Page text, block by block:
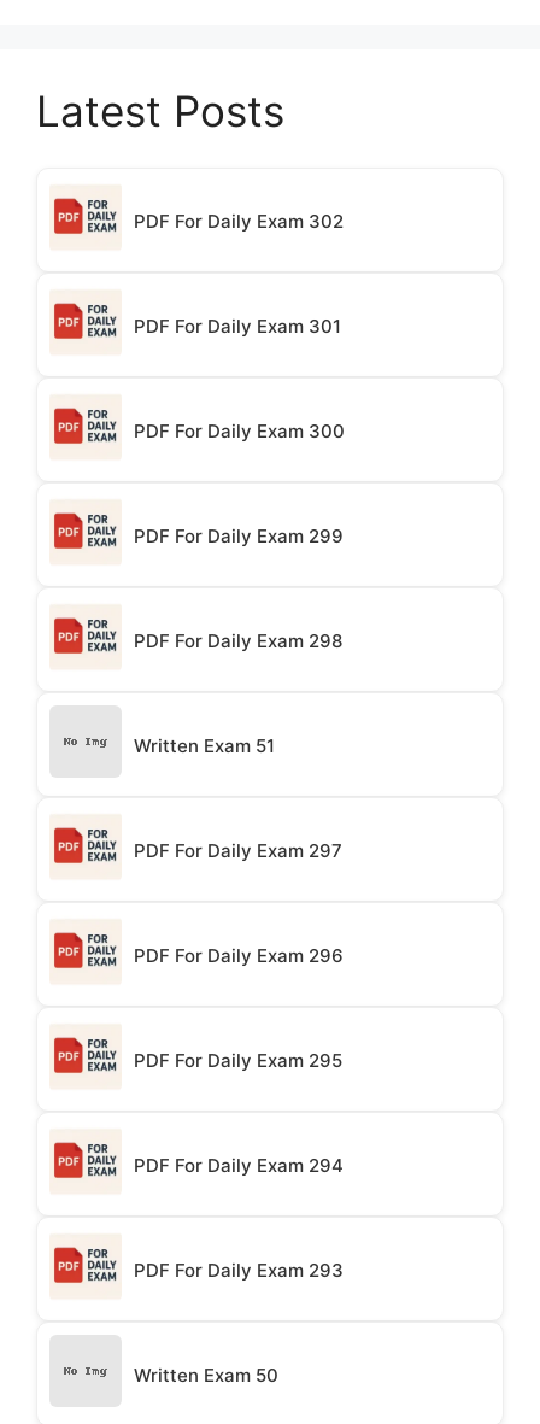
Latest Posts
PDF For Daily Exam 302
PDF For Daily Exam 301
PDF For Daily Exam 300
PDF For Daily Exam 299
PDF For Daily Exam 298
Written Exam 51
PDF For Daily Exam 297
PDF For Daily Exam 296
PDF For Daily Exam 295
PDF For Daily Exam 294
PDF For Daily Exam 293
Written Exam 50